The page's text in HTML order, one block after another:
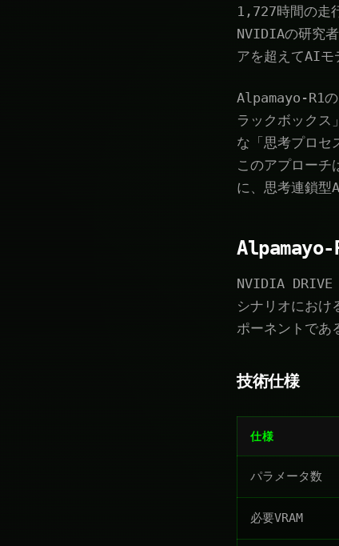
1,727時間の走
NVIDIAの研究
アを超えてAIモ
Alpamayo-R1の
ラックボックス
な「思考プロセ
このアプローチ
に、思考連鎖型
Alpamayo-
NVIDIA DRIVE
シナリオにおけ
ポーネントであ
技術仕様
仕様
パラメータ数
必要VRAM